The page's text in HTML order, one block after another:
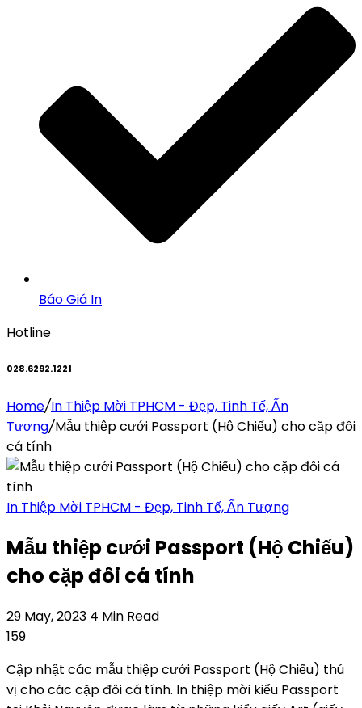
Báo Giá In
Hotline
028.6292.1221
Home/In Thiệp Mời TPHCM - Đẹp, Tinh Tế, Ấn
Tượng/Mẫu thiệp cưới Passport (Hộ Chiếu) cho cặp đôi
cá tính
In Thiệp Mời TPHCM - Đẹp, Tinh Tế, Ấn Tượng
Mẫu thiệp cưới Passport (Hộ Chiếu)
cho cặp đôi cá tính
29 May, 2023 4 Min Read
159
Cập nhật các mẫu thiệp cưới Passport (Hộ Chiếu) thú
vị cho các cặp đôi cá tính. In thiệp mời kiểu Passport